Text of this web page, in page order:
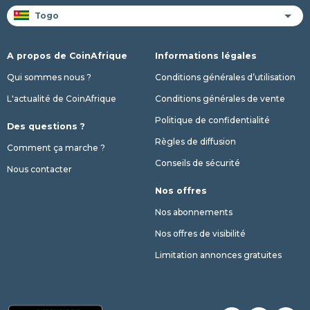
A propos de CoinAfrique
Qui sommes nous ?
L'actualité de CoinAfrique
Des questions ?
Comment ça marche ?
Nous contacter
Informations légales
Conditions générales d’utilisation
Conditions générales de vente
Politique de confidentialité
Règles de diffusion
Conseils de sécurité
Nos offres
Nos abonnements
Nos offres de visibilité
Limitation annonces gratuites